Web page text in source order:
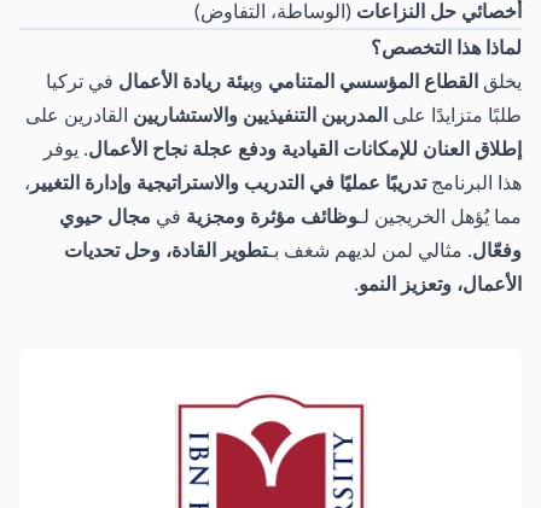
أخصائي حل النزاعات (الوساطة، التفاوض)
لماذا هذا التخصص؟
يخلق القطاع المؤسسي المتنامي وبيئة ريادة الأعمال في تركيا
طلبًا متزايدًا على المدربين التنفيذيين والاستشاريين القادرين على
إطلاق العنان للإمكانات القيادية ودفع عجلة نجاح الأعمال. يوفر
هذا البرنامجتدريبًا عمليًا في التدريب والاستراتيجية وإدارة التغيير ،
مما يُؤهل الخريجين لـوظائف مؤثرة ومجزية في مجال حيوي
وفعّال. مثالي لمن لديهم شغف بـتطوير القادة، وحل تحديات
الأعمال، وتعزيز النمو.